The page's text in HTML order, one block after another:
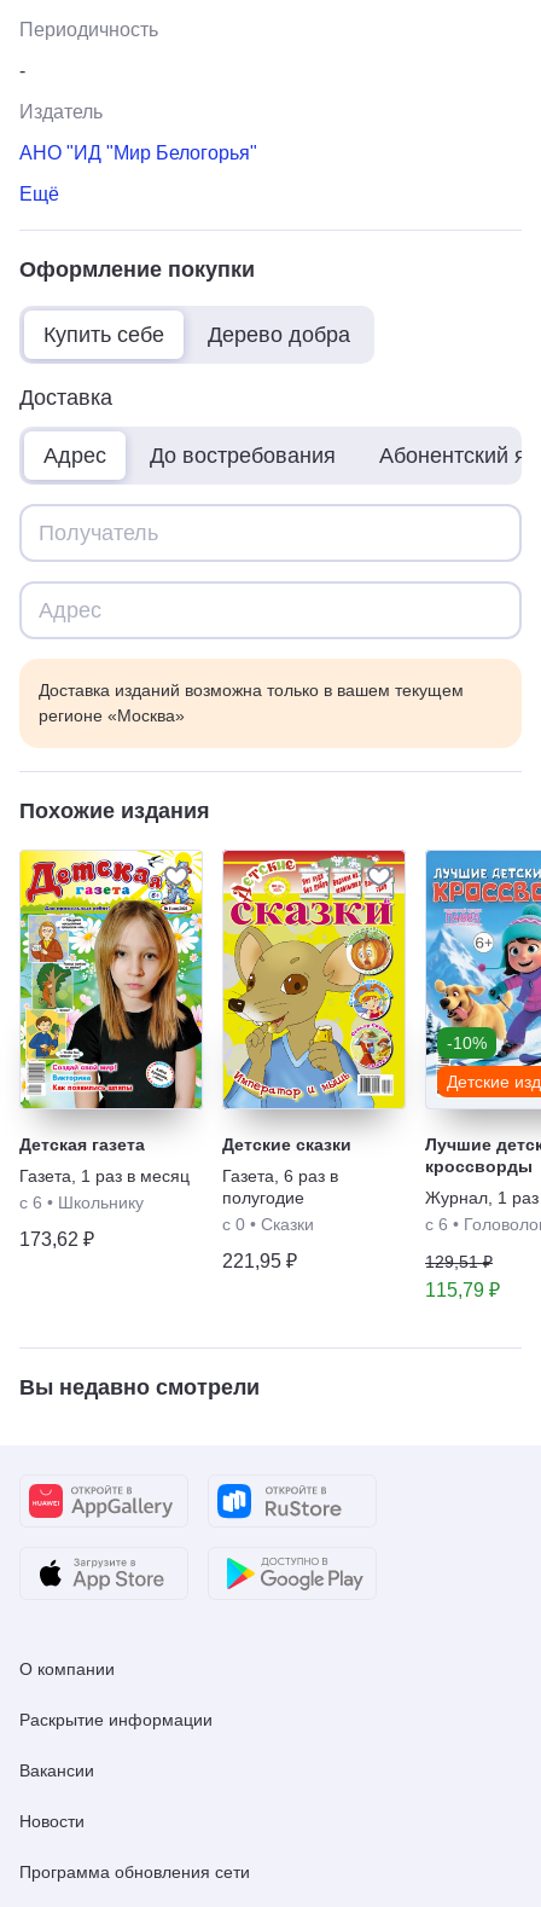
Периодичность
-
Издатель
АНО "ИД "Мир Белогорья"
Ещё
Оформление покупки
Купить себе Дерево добра
Доставка
Адрес До востребования Абонентский
Доставка изданий возможна только в вашем текущем
регионе «Москва»
Похожие издания
Детская газета
Газета
1 раз в месяц
с 6 • Школьнику
173,62 ₽
Детские сказки
Газета 6 раз в
полугодие
с 0 • Сказки
221,95 ₽
-10%
Детские
Лучшие
кроссворды
Журнал 1
с 6 •
129,51 ₽
115,79 ₽
Вы недавно смотрели
О компании
Раскрытие информации
Вакансии
Новости
Программа обновления сети